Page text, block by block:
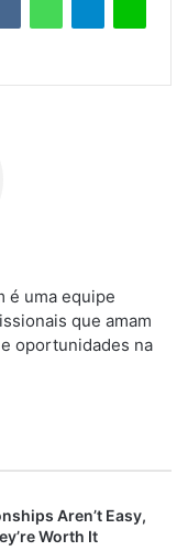
é uma equipe
que amam
oportunidades na
Aren’t Easy,
Worth It